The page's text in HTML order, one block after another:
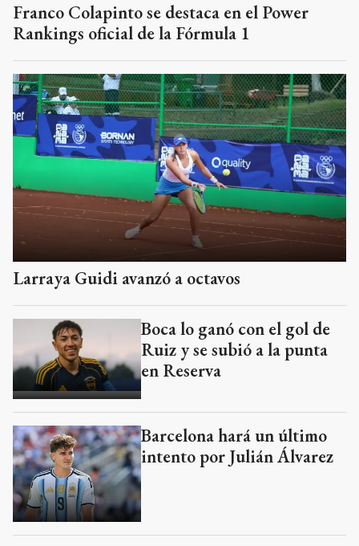
Franco Colapinto se destaca en el Power
Rankings oficial de la Fórmula 1
Larraya Guidi avanzó a octavos
Boca lo ganó con el gol de
Ruiz y se subió a la punta
en Reserva
Barcelona hará un último
intento por Julián Álvarez